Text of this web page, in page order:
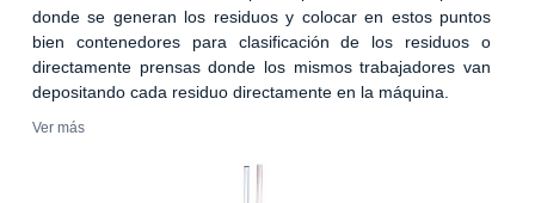
donde se generan los residuos y colocar en estos puntos
bien contenedores para clasificación de los residuos o
directamente prensas donde los mismos trabajadores van
depositando cada residuo directamente en la máquina.
Ver más